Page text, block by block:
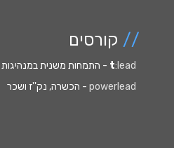
// קורסים
t:lead
- התמחות משנית במנהיגות
powerlead - הכשרה, נק''ז ושכר